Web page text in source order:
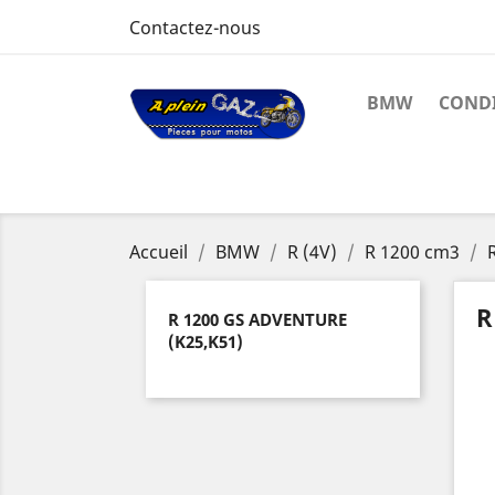
Contactez-nous
BMW
Accueil BMW R (4V) R 1200 cm3
R 1200 GS ADVENTURE
(K25,K51)